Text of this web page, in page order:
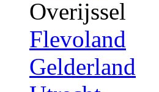
Overijssel
Flevoland
Gelderland